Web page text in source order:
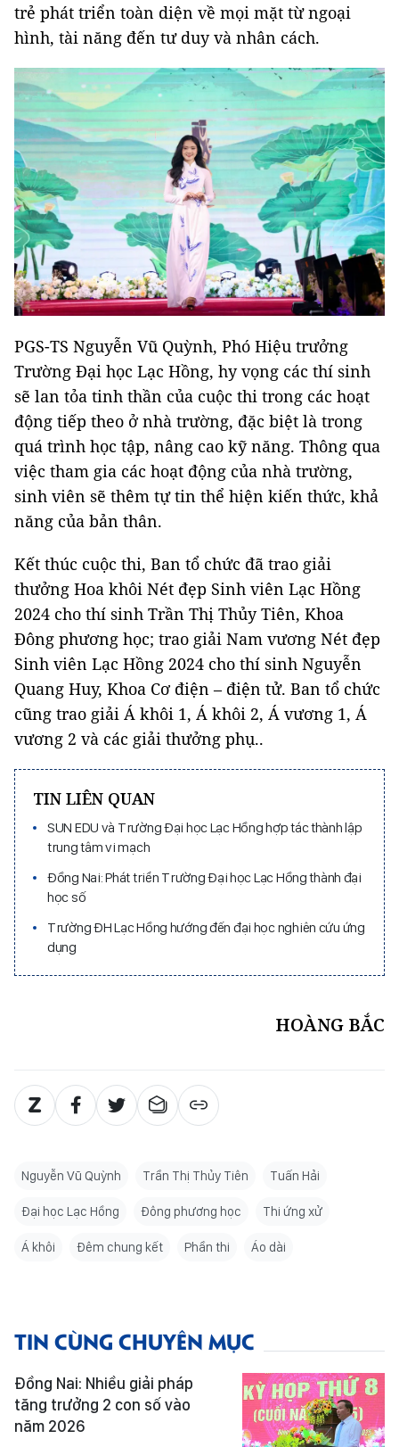
trẻ phát triển toàn diện về mọi mặt từ ngoại
hình, tài năng đến tư duy và nhân cách.
PGS-TS Nguyễn Vũ Quỳnh, Phó Hiệu trưởng
Trường Đại học Lạc Hồng, hy vọng các thí sinh
sẽ lan tỏa tinh thần của cuộc thi trong các hoạt
động tiếp theo ở nhà trường, đặc biệt là trong
quá trình học tập, nâng cao kỹ năng. Thông qua
việc tham gia các hoạt động của nhà trường,
sinh viên sẽ thêm tự tin thể hiện kiến thức, khả
năng của bản thân.
Kết thúc cuộc thi, Ban tổ chức đã trao giải
thưởng Hoa khôi Nét đẹp Sinh viên Lạc Hồng
2024 cho thí sinh Trần Thị Thủy Tiên, Khoa
Đông phương học; trao giải Nam vương Nét đẹp
Sinh viên Lạc Hồng 2024 cho thí sinh Nguyễn
Quang Huy, Khoa Cơ điện – điện tử. Ban tổ chức
cũng trao giải Á khôi 1, Á khôi 2, Á vương 1, Á
vương 2 và các giải thưởng phụ..
TIN LIÊN QUAN
SUN EDU và Trường Đại học Lạc Hồng hợp tác thành lập
trung tâm vi mạch
Đồng Nai: Phát triển Trường Đại học Lạc Hồng thành đại
học số
Trường ĐH Lạc Hồng hướng đến đại học nghiên cứu ứng
dụng
HOÀNG BẮC
Nguyễn Vũ Quỳnh Trần Thị Thủy Tiên Tuấn Hải
Đại học Lạc Hồng Đông phương học Thi ứng xử
Á khôi Đêm chung kết Phần thi Áo dài
TIN CÙNG CHUYÊN MỤC
Đồng Nai: Nhiều giải pháp
tăng trưởng 2 con số vào
năm 2026